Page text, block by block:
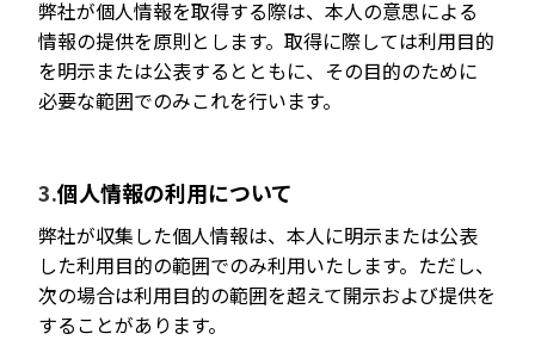
弊社が個人情報を取得する際は、本人の意思による
情報の提供を原則とします。取得に際しては利用目的
を明示または公表するとともに、その目的のために
必要な範囲でのみこれを行います。
個人情報の利用について
弊社が収集した個人情報は、本人に明示または公表
した利用目的の範囲でのみ利用いたします。ただし、
次の場合は利用目的の範囲を超えて開示および提供を
することがあります。